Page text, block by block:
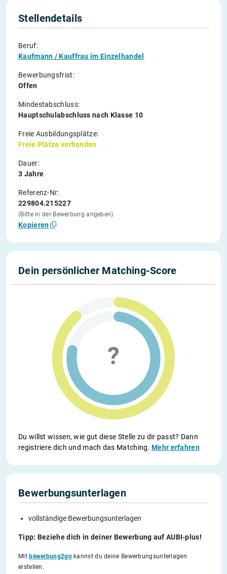
Stellendetails
Beruf:
Kaufmann / Kauffrau im Einzelhandel
Bewerbungsfrist:
Offen
Mindestabschluss:
Hauptschulabschluss nach Klasse 10
Freie Ausbildungsplätze:
Freie Plätze vorhanden
Dauer:
3 Jahre
Referenz-Nr:
229804.215227
(Bitte in der Bewerbung angeben)
Kopieren
Dein persönlicher Matching-Score
Du willst wissen, wie gut diese Stelle zu dir passt? Dann
registriere dich und mach das Matching.Mehr erfahren
Bewerbungsunterlagen
vollständige Bewerbungsunterlagen
Tipp: Beziehe dich in deiner Bewerbung auf AUBI-plus!
Mit bewerbung2gokannst du deine Bewerbungsunterlagen
erstellen.